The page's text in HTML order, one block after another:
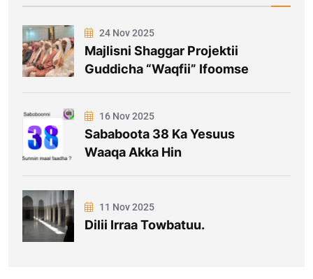
24 Nov 2025
Majlisni Shaggar Projektii
Guddicha “Waqfii” Ifoomse
16 Nov 2025
Sababoota 38 Ka Yesuus
Waaqa Akka Hin
11 Nov 2025
Dilii Irraa Towbatuu.